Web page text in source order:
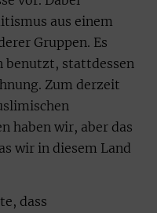
aus einem
Gruppen. Es
benutzt, stattdessen
Zum derzeit
haben wir, aber das
wir in diesem Land
dass